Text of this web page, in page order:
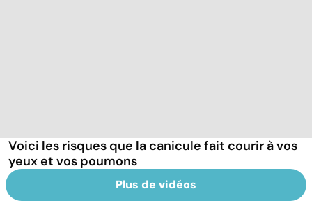
Voici les risques que la canicule fait courir à vos
yeux et vos poumons
Plus de vidéos